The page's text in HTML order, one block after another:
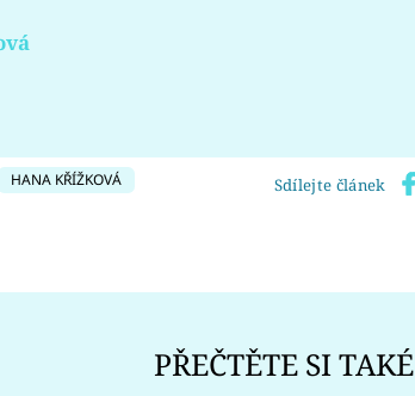
Sdílejte článek
HANA KŘÍŽKOVÁ
PŘEČTĚTE SI TAKÉ